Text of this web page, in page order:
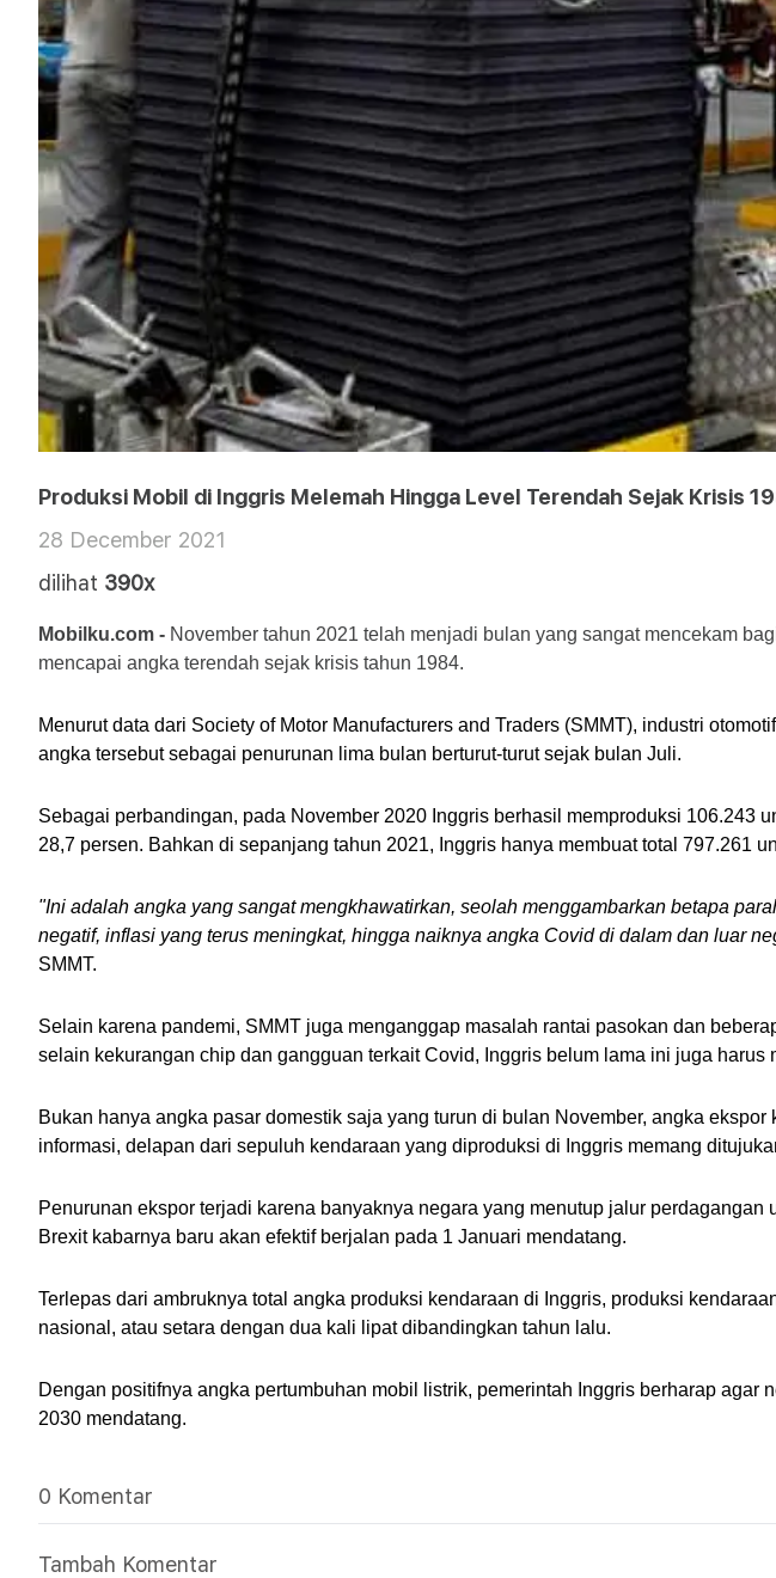
Produksi Mobil di Inggris Melemah Hingga Level Terendah Sejak Krisis
28 December 2021
dilihat 390x
Mobilku.com - November tahun 2021 telah menjadi bulan yang sangat mencekam
mencapai angka terendah sejak krisis tahun 1984.
Menurut data dari Society of Motor Manufacturers and Traders (SMMT), industri
angka tersebut sebagai penurunan lima bulan berturut-turut sejak bulan Juli.
Sebagai perbandingan, pada November 2020 Inggris berhasil memproduksi
28,7 persen. Bahkan di sepanjang tahun 2021, Inggris hanya membuat total 797.261
"Ini adalah angka yang sangat mengkhawatirkan, seolah menggambarkan betapa
negatif, inflasi yang terus meningkat, hingga naiknya angka Covid di dalam dan luar
SMMT.
Selain karena pandemi, SMMT juga menganggap masalah rantai pasokan dan
selain kekurangan chip dan gangguan terkait Covid, Inggris belum lama ini juga
Bukan hanya angka pasar domestik saja yang turun di bulan November, angka
informasi, delapan dari sepuluh kendaraan yang diproduksi di Inggris memang
Penurunan ekspor terjadi karena banyaknya negara yang menutup jalur
Brexit kabarnya baru akan efektif berjalan pada 1 Januari mendatang.
Terlepas dari ambruknya total angka produksi kendaraan di Inggris, produksi
nasional, atau setara dengan dua kali lipat dibandingkan tahun lalu.
Dengan positifnya angka pertumbuhan mobil listrik, pemerintah Inggris berharap
2030 mendatang.
0 Komentar
Tambah Komentar